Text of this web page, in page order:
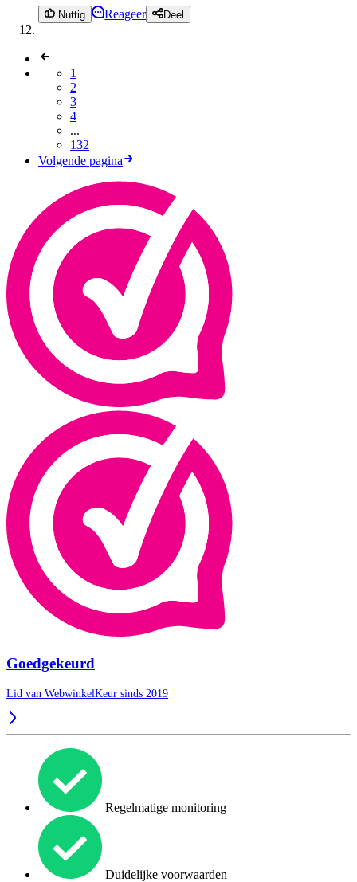
Nuttig Reageer Deel
1
2
3
4
...
132
Volgende pagina
Goedgekeurd
Lid van WebwinkelKeur sinds 2019
Regelmatige monitoring
Duidelijke voorwaarden